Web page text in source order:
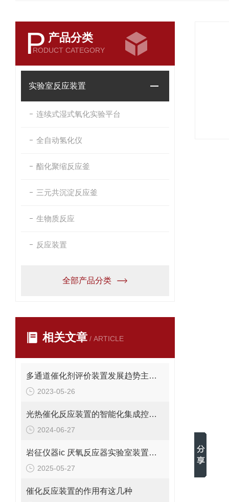
P 产品分类
RODUCT CATEGORY
实验室反应装置
连续式湿式氧化实验平台
全自动氢化仪
酯化聚缩反应釜
三元共沉淀反应釜
生物质反应
反应装置
全部产品分类
相关文章 / ARTICLE
多通道催化剂评价装置发展趋势主要包括哪几个方面？
2023-05-26
光热催化反应装置的智能化集成控制系统与在线监测技术分析
2024-06-27
岩征仪器ic 厌氧反应器实验室装置工作原理
2025-05-27
催化反应装置的作用有这几种